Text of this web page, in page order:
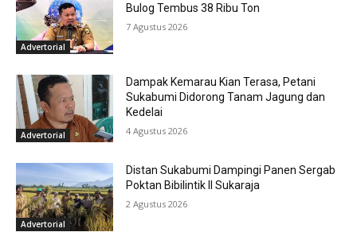
Advertorial
Bulog Tembus 38 Ribu Ton
7 Agustus 2026
Advertorial
Dampak Kemarau Kian Terasa, Petani
Sukabumi Didorong Tanam Jagung dan
Kedelai
4 Agustus 2026
Advertorial
Distan Sukabumi Dampingi Panen Sergab
Poktan Bibilintik II Sukaraja
2 Agustus 2026